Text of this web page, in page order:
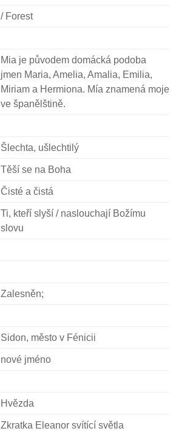
/ Forest
Mia je původem domácká podoba
jmen Maria, Amelia, Amalia, Emilia,
Miriam a Hermiona. Mía znamená moje
ve španělštině.
Šlechta, ušlechtilý
Těší se na Boha
Čisté a čistá
Ti, kteří slyší / naslouchají Božímu
slovu
Zalesněn;
Sidon, město v Fénicii
nové jméno
Hvězda
Zkratka Eleanor svítící světla